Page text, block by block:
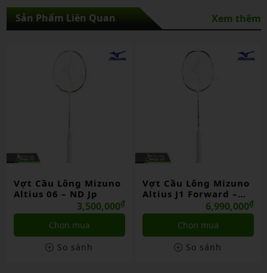
Sản Phẩm Liên Quan Xem thêm
Vợt Cầu Lông Mizuno
Altius J1 Forward –
6,990,000₫
Chọn mua
So sánh
Vợt Cầu Lông Mizuno
Fortius 11 Power –
3,990,000₫
Chọn mua
So sánh